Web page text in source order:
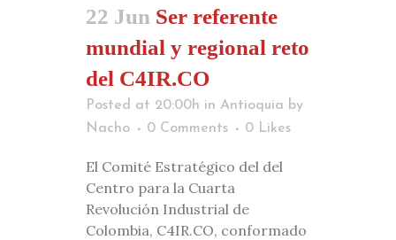
22 Jun Ser referente
mundial y regional reto
del C4IR.CO
Posted at 20:00h in Antioquia by
Nacho
0 Comments 0 Likes
El Comité Estratégico del del
Centro para la Cuarta
Revolución Industrial de
Colombia, C4IR.CO, conformado